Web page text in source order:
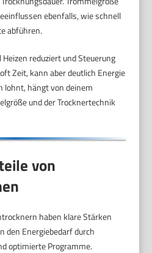
ebenfalls, wie schnell
abführen.
reduziert und Steuerung
Zeit, kann aber deutlich Energie
lohnt, hängt von deinem
und der Trocknertechnik
von
haben klare Stärken
den Energiebedarf durch
optimierte Programme.